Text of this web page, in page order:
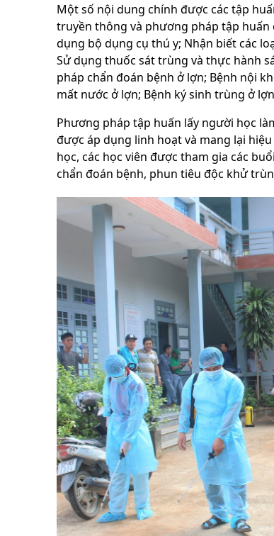
Một số nội dung chính được các tập
truyền thông và phương pháp tập huấn
dụng bộ dụng cụ thú y; Nhận biết các
Sử dụng thuốc sát trùng và thực hành
pháp chẩn đoán bệnh ở lợn; Bệnh nội
mất nước ở lợn; Bệnh ký sinh trùng ở
Phương pháp tập huấn lấy người học
được áp dụng linh hoạt và mang lại
học, các học viên được tham gia các
chẩn đoán bệnh, phun tiêu độc khử